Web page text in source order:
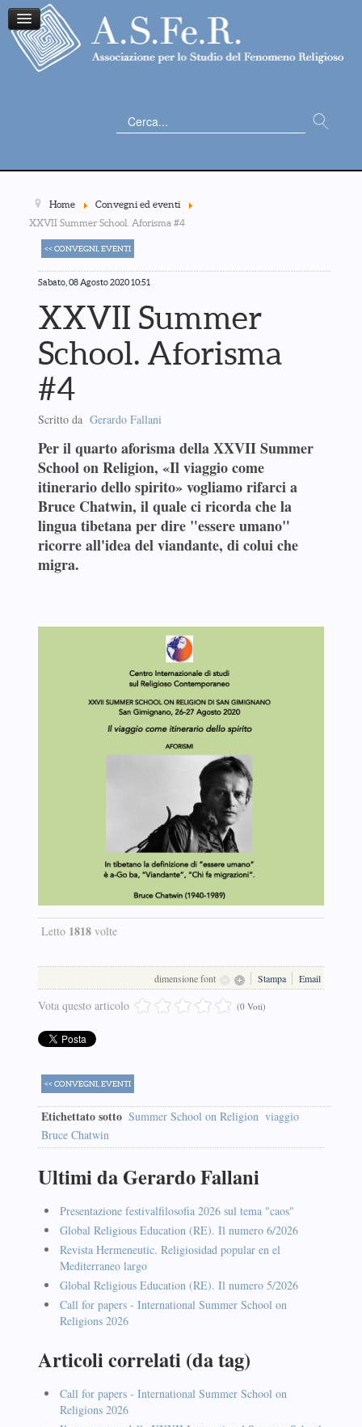
Cerca...
Home
Convegni ed eventi
XXVII Summer School. Aforisma #4
<< CONVEGNI, EVENTI
Sabato, 08 Agosto 2020 10:51
XXVII Summer
School. Aforisma
#4
Scritto da Gerardo Fallani
Per il quarto aforisma della XXVII Summer
School on Religion, «Il viaggio come
itinerario dello spirito» vogliamo rifarci a
Bruce Chatwin, il quale ci ricorda che la
lingua tibetana per dire "essere umano"
ricorre all'idea del viandante, di colui che
migra.
Letto 1818volte
dimensione font Stampa Email
Vota questo articolo (0 Voti)
<< CONVEGNI, EVENTI
Etichettato sotto Summer School on Religion viaggio
Bruce Chatwin
Ultimi da Gerardo Fallani
Presentazione festivalfilosofia 2026 sul tema "caos"
Global Religious Education (RE). Il numero 6/2026
Revista Hermeneutic. Religiosidad popular en el
Mediterraneo largo
Global Religious Education (RE). Il numero 5/2026
Call for papers - International Summer School on
Religions 2026
Articoli correlati (da tag)
Call for papers - International Summer School on
Religions 2026